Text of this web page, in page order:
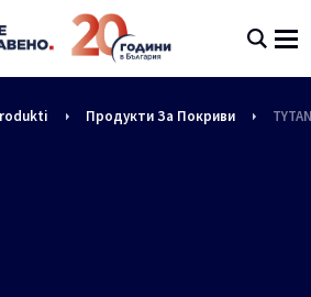
Продукти За Покриви